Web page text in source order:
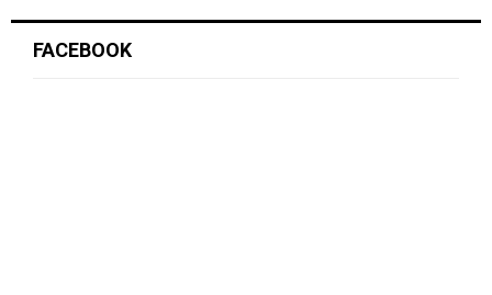
FACEBOOK